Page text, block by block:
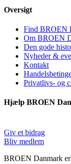
Oversigt
Find BROEN
Om BROEN
Den gode
Nyheder &
Kontakt
Privatlivs- og
Hjælp BROEN
Giv et bidrag
Bliv medlem
BROEN Danmark